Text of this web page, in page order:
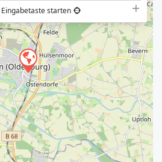
starten